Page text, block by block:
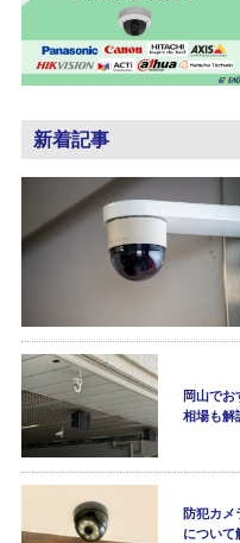
新着記事
岡山でお
相場も解
防犯カ
について